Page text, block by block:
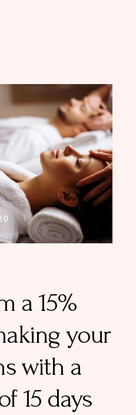
a 15%
your
with a
15 days